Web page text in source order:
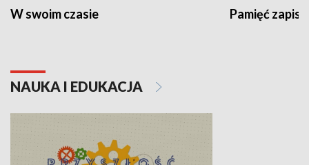
W swoim czasie Pamięć
NAUKA I EDUKACJA